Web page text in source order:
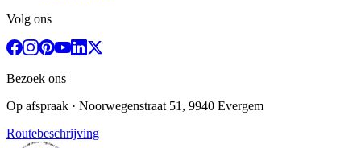
Volg ons
Bezoek ons
Op afspraak · Noorwegenstraat 51, 9940 Evergem
Routebeschrijving